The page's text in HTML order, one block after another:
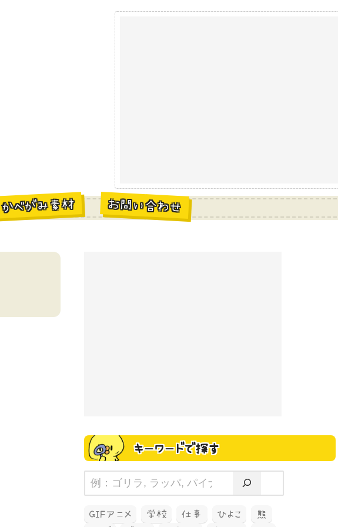
かべがみ素材 お問い合わせ
キーワードで探す
GIFアニメ 学校 仕事 ひよこ
熊